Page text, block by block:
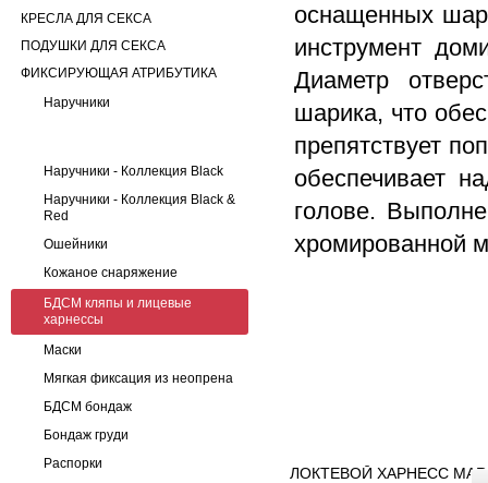
КРЕСЛА ДЛЯ СЕКСА
ПОДУШКИ ДЛЯ СЕКСА
ФИКСИРУЮЩАЯ АТРИБУТИКА
Наручники
Наручники - Коллекция Black
Наручники - Коллекция Black &
Red
Ошейники
Кожаное снаряжение
БДСМ кляпы и лицевые
харнессы
Маски
Мягкая фиксация из неопрена
БДСМ бондаж
Бондаж груди
Распорки
оснащенных
инструмент
Диаметр
шарика, что
препятствует
обеспечивает
голове.
хромированной
ЛОКТЕВОЙ ХАРНЕСС